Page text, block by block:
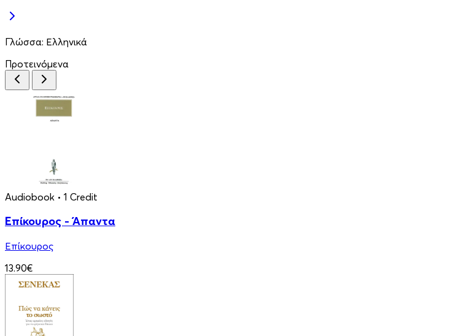
Γλώσσα: Ελληνικά
Προτεινόμενα
Audiobook • 1 Credit
Επίκουρος - Άπαντα
Επίκουρος
13.90€